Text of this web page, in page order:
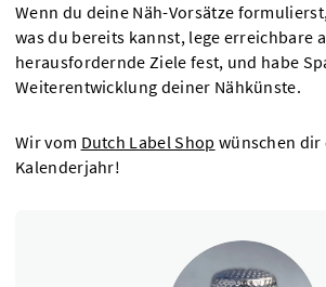
Wenn du deine Näh-Vorsätze
was du bereits kannst, lege erreichbare
herausfordernde Ziele fest, und habe
Weiterentwicklung deiner Nähkünste.
Wir vom Dutch Label Shop wünschen dir
Kalenderjahr!